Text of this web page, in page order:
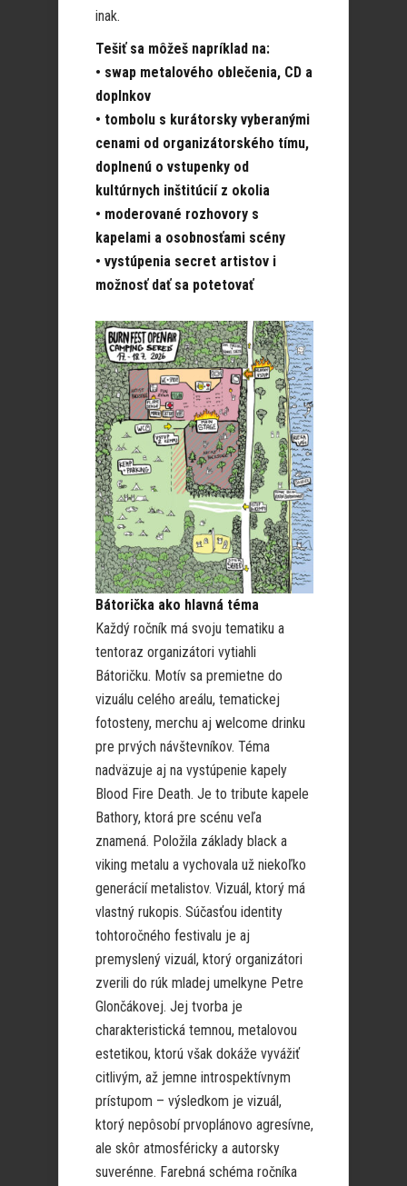
inak.
Tešiť sa môžeš napríklad na:
• swap metalového oblečenia, CD a
doplnkov
• tombolu s kurátorsky vyberanými
cenami od organizátorského tímu,
doplnenú o vstupenky od
kultúrnych inštitúcií z okolia
• moderované rozhovory s
kapelami a osobnosťami scény
• vystúpenia secret artistov i
možnosť dať sa potetovať
Bátorička ako hlavná téma
Každý ročník má svoju tematiku a
tentoraz organizátori vytiahli
Bátoričku. Motív sa premietne do
vizuálu celého areálu, tematickej
fotosteny, merchu aj welcome drinku
pre prvých návštevníkov. Téma
nadväzuje aj na vystúpenie kapely
Blood Fire Death. Je to tribute kapele
Bathory, ktorá pre scénu veľa
znamená. Položila základy black a
viking metalu a vychovala už niekoľko
generácií metalistov. Vizuál, ktorý má
vlastný rukopis. Súčasťou identity
tohtoročného festivalu je aj
premyslený vizuál, ktorý organizátori
zverili do rúk mladej umelkyne Petre
Glončákovej. Jej tvorba je
charakteristická temnou, metalovou
estetikou, ktorú však dokáže vyvážiť
citlivým, až jemne introspektívnym
prístupom – výsledkom je vizuál,
ktorý nepôsobí prvoplánovo agresívne,
ale skôr atmosféricky a autorsky
suverénne. Farebná schéma ročníka